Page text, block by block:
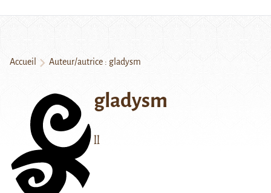
Accueil Auteur/autrice : gladysm
gladysm
ll